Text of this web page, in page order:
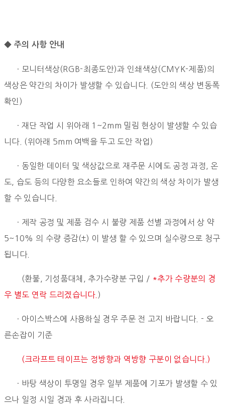
◆ 주의 사항 안내
· 모니터색상(RGB-최종도안)과 인쇄색상(CMYK-제품)의
색상은 약간의 차이가 발생할 수 있습니다. (도안의 색상 변동폭
확인)
· 재단 작업 시 위아래 1~2mm 밀림 현상이 발생할 수 있습
니다. (위아래 5mm 여백을 두고 도안 작업)
· 동일한 데이터 및 색상값으로 재주문 시에도 공정 과정, 온
도, 습도 등의 다양한 요소들로 인하여 약간의 색상 차이가 발생
할 수 있습니다.
· 제작 공정 및 제품 검수 시 불량 제품 선별 과정에서 상 약
5~10% 의 수량 증감(±) 이 발생 할 수 있으며 실수량으로 청구
됩니다.
(환불, 기성품대체, 추가수량분 구입 / *추가 수량분의 경
우 별도 연락 드리겠습니다. )
· 아이스박스에 사용하실 경우 주문 전 고지 바랍니다. - 오
른손잡이 기준
(크라프트 테이프는 정방향과 역방향 구분이 없습니다.)
· 바탕 색상이 투명일 경우 일부 제품에 기포가 발생할 수 있
으나 일정 시일 경과 후 사라집니다.